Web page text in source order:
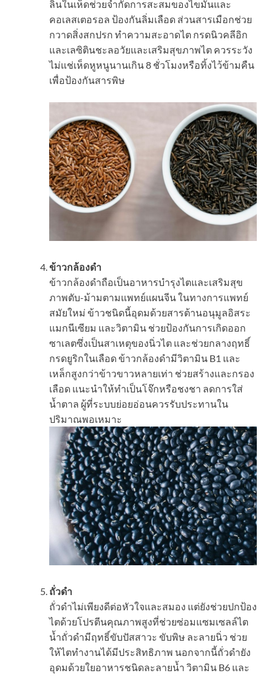
ลินในเห็ดช่วยจำกัดการสะสมของไขมันและ
คอเลสเตอรอล ป้องกันลิ่มเลือด ส่วนสารเมือกช่วย
กวาดสิ่งสกปรก ทำความสะอาดไต กรดนิวคลีอิก
และเลซิตินชะลอวัยและเสริมสุขภาพไต ควรระวัง
ไม่แช่เห็ดหูหนูนานเกิน 8 ชั่วโมงหรือทิ้งไว้ข้ามคืน
เพื่อป้องกันสารพิษ
ข้าวกล้องดำ
ข้าวกล้องดำถือเป็นอาหารบำรุงไตและเสริมสุข
ภาพตับ-ม้ามตามแพทย์แผนจีน ในทางการแพทย์
สมัยใหม่ ข้าวชนิดนี้อุดมด้วยสารต้านอนุมูลอิสระ
แมกนีเซียม และวิตามิน ช่วยป้องกันการเกิดออก
ซาเลตซึ่งเป็นสาเหตุของนิ่วไต และช่วยกลางฤทธิ์
กรดยูริกในเลือด ข้าวกล้องดำมีวิตามิน B1 และ
เหล็กสูงกว่าข้าวขาวหลายเท่า ช่วยสร้างและกรอง
เลือด แนะนำให้ทำเป็นโจ๊กหรือชงชา ลดการใส่
น้ำตาล ผู้ที่ระบบย่อยอ่อนควรรับประทานใน
ปริมาณพอเหมาะ
ถั่วดำ
ถั่วดำไม่เพียงดีต่อหัวใจและสมอง แต่ยังช่วยปกป้อง
ไตด้วยโปรตีนคุณภาพสูงที่ช่วยซ่อมแซมเซลล์ไต
น้ำถั่วดำมีฤทธิ์ขับปัสสาวะ ขับพิษ ละลายนิ่ว ช่วย
ให้ไตทำงานได้มีประสิทธิภาพ นอกจากนี้ถั่วดำยัง
อุดมด้วยใยอาหารชนิดละลายน้ำ วิตามิน B6 และ